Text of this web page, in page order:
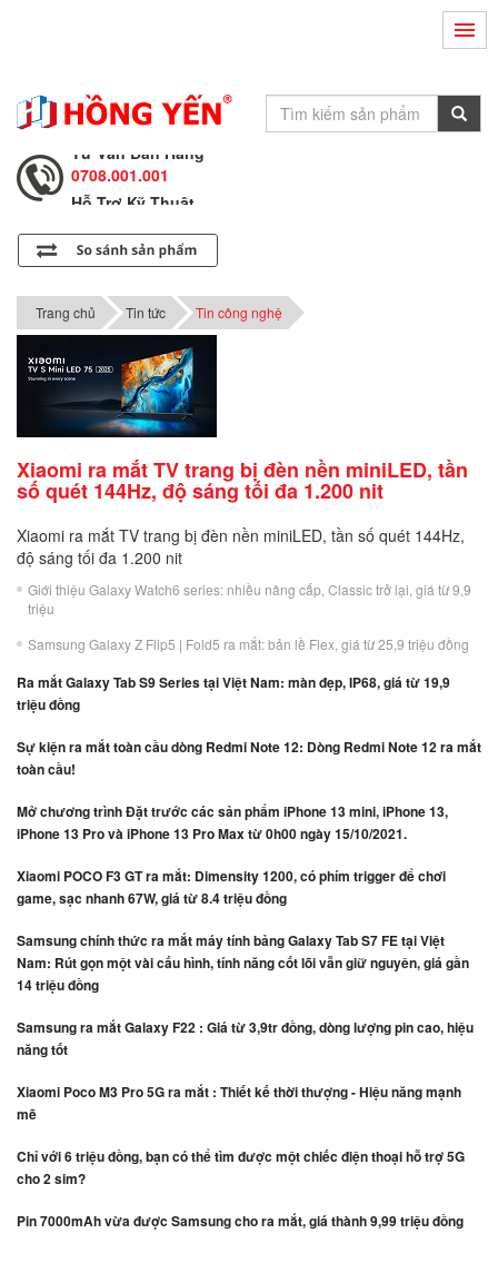
0708.002.002
Tư Vấn Bán Hàng
0708.001.001
Hỗ Trợ Kỹ Thuật
0708.002.002
Tư Vấn Bán Hàng
0708.001.001
Trang chủ Tin tức Tin công nghệ
Xiaomi ra mắt TV trang bị đèn nền miniLED, tần
số quét 144Hz, độ sáng tối đa 1.200 nit
Xiaomi ra mắt TV trang bị đèn nền miniLED, tần số quét 144Hz,
độ sáng tối đa 1.200 nit
Giới thiệu Galaxy Watch6 series: nhiều nâng cấp, Classic trở lại, giá từ 9,9
triệu
Samsung Galaxy Z Flip5 | Fold5 ra mắt: bản lề Flex, giá từ 25,9 triệu đồng
Ra mắt Galaxy Tab S9 Series tại Việt Nam: màn đẹp, IP68, giá từ 19,9
triệu đồng
Sự kiện ra mắt toàn cầu dòng Redmi Note 12: Dòng Redmi Note 12 ra mắt
toàn cầu!
Mở chương trình Đặt trước các sản phẩm iPhone 13 mini, iPhone 13,
iPhone 13 Pro và iPhone 13 Pro Max từ 0h00 ngày 15/10/2021.
Xiaomi POCO F3 GT ra mắt: Dimensity 1200, có phím trigger để chơi
game, sạc nhanh 67W, giá từ 8.4 triệu đồng
Samsung chính thức ra mắt máy tính bảng Galaxy Tab S7 FE tại Việt
Nam: Rút gọn một vài cấu hình, tính năng cốt lõi vẫn giữ nguyên, giá gần
14 triệu đồng
Samsung ra mắt Galaxy F22 : Giá từ 3,9tr đồng, dòng lượng pin cao, hiệu
năng tốt
Xiaomi Poco M3 Pro 5G ra mắt : Thiết kế thời thượng - Hiệu năng mạnh
mẽ
Chỉ với 6 triệu đồng, bạn có thể tìm được một chiếc điện thoại hỗ trợ 5G
cho 2 sim?
Pin 7000mAh vừa được Samsung cho ra mắt, giá thành 9,99 triệu đồng